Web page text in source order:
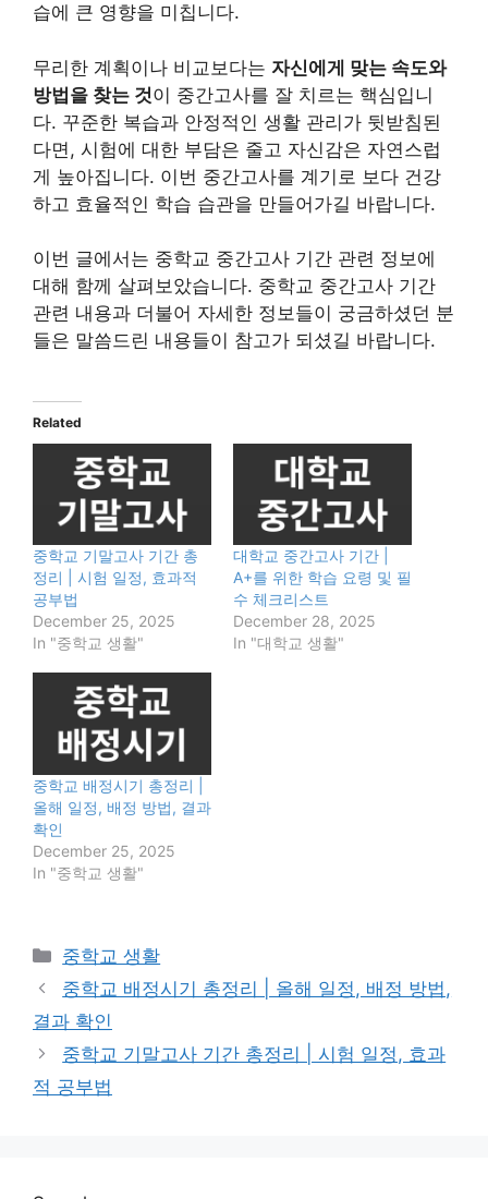
습에 큰 영향을 미칩니다.
무리한 계획이나 비교보다는 자신에게 맞는 속도와
방법을 찾는 것이 중간고사를 잘 치르는 핵심입니
다. 꾸준한 복습과 안정적인 생활 관리가 뒷받침된
다면, 시험에 대한 부담은 줄고 자신감은 자연스럽
게 높아집니다. 이번 중간고사를 계기로 보다 건강
하고 효율적인 학습 습관을 만들어가길 바랍니다.
이번 글에서는 중학교 중간고사 기간 관련 정보에
대해 함께 살펴보았습니다. 중학교 중간고사 기간
관련 내용과 더불어 자세한 정보들이 궁금하셨던 분
들은 말씀드린 내용들이 참고가 되셨길 바랍니다.
Related
중학교 기말고사 기간 총
정리 | 시험 일정, 효과적
공부법
December 25, 2025
In "중학교 생활"
대학교 중간고사 기간 |
A+를 위한 학습 요령 및 필
수 체크리스트
December 28, 2025
In "대학교 생활"
중학교 배정시기 총정리 |
올해 일정, 배정 방법, 결과
확인
December 25, 2025
In "중학교 생활"
Categories
중학교 생활
중학교 배정시기 총정리 | 올해 일정, 배정 방법,
결과 확인
중학교 기말고사 기간 총정리 | 시험 일정, 효과
적 공부법